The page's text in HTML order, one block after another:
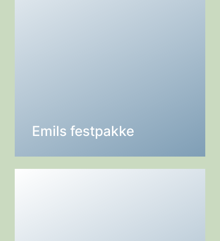
Emils festpakke
DETALJER →